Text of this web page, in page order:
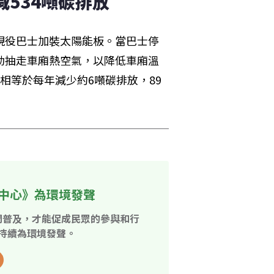
巴士加裝太陽能板。當巴士停
走車廂熱空氣，以降低車廂溫
等於每年減少約6噸碳排放，89
心》為環境發聲
及，才能促成民眾的參與和行
續為環境發聲。